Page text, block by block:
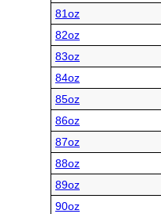
81oz
82oz
83oz
84oz
85oz
86oz
87oz
88oz
89oz
90oz